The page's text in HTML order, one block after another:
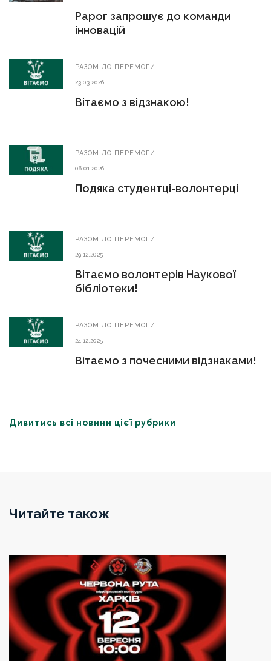
Рарог запрошує до команди
інновацій
РАЗОМ ДО ПЕРЕМОГИ
23.03.2026
Вітаємо з відзнакою!
РАЗОМ ДО ПЕРЕМОГИ
06.01.2026
Подяка студентці-волонтерці
РАЗОМ ДО ПЕРЕМОГИ
29.12.2025
Вітаємо волонтерів Наукової
бібліотеки!
РАЗОМ ДО ПЕРЕМОГИ
24.12.2025
Вітаємо з почесними відзнаками!
Дивитись всі новини цієї рубрики
Читайте також